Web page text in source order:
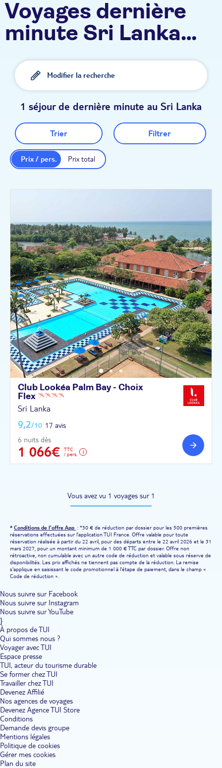
Voyages dernière
minute Sri Lanka
(Voyage de noces)
Modifier la recherche
1 séjour de dernière minute au Sri Lanka
Trier Filtrer
Prix total
Prix / pers.
Club Lookéa Palm Bay - Choix
Flex
Sri Lanka
9,2/10 17 avis
6 nuits dès
1 066€
TTC
/ pers.
Vous avez vu 1 voyages sur 1
* Conditions de l'offre App : *30 € de réduction par dossier pour les 500 premières
réservations effectuées sur l'application TUI France. Offre valable pour toute
réservation réalisée à partir du 22 avril, pour des départs entre le 22 avril 2026 et le 31
mars 2027, pour un montant minimum de 1 000 € TTC par dossier. Offre non
rétroactive, non cumulable avec un autre code de réduction et valable sous réserve de
disponibilités. Les prix affichés ne tiennent pas compte de la réduction. La remise
s'applique en saisissant le code promotionnel à l'étape de paiement, dans le champ «
Code de réduction ».
Nous suivre sur Facebook
Nous suivre sur Instagram
Nous suivre sur YouTube
}
À propos de TUI
Qui sommes nous ?
Voyager avec TUI
Espace presse
TUI, acteur du tourisme durable
Se former chez TUI
Travailler chez TUI
Devenez Affilié
Nos agences de voyages
Devenez Agence TUI Store
Conditions
Demande devis groupe
Mentions légales
Politique de cookies
Gérer mes cookies
Plan du site